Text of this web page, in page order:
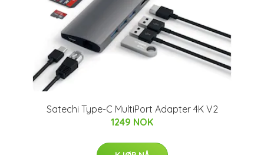
Satechi Type-C MultiPort Adapter 4K V2
1249 NOK